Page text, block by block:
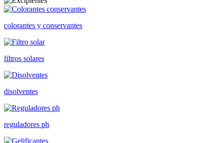
colorantes y conservantes
filtros solares
disolventes
reguladores ph